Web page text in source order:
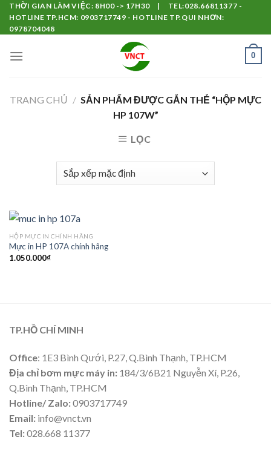
Skip
content
THỜI GIAN LÀM VIỆC: 8H00 -> 17H30 | TEL:028.66811377 -
HOTLINE TP.HCM: 0903717749 - HOTLINE TP.QUI NHƠN:
0978704048
0
TRANG CHỦ / SẢN PHẨM ĐƯỢC GẮN THẺ “HỘP MỰC
HP 107W”
LỌC
HỘP MỰC IN CHÍNH HÃNG
Mực in HP 107A chính hãng
1.050.000₫
TP.HỒ CHÍ MINH
Office: 1E3 Bình Qưới, P.27, Q.Bình Thạnh, TP.HCM
Địa chỉ bơm mực máy in: 184/3/6B21 Nguyễn Xí, P.26,
Q.Bình Thạnh, TP.HCM
Hotline/ Zalo:0903717749
Email: info@vnct.vn
Tel:028.668 11377